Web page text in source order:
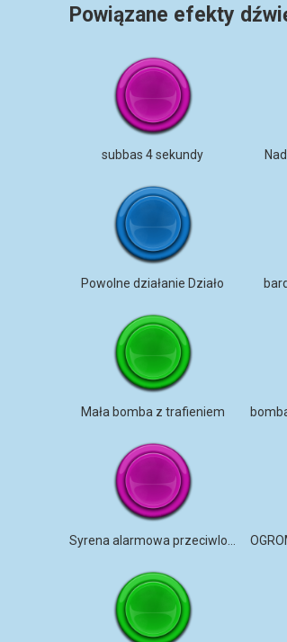
Powiązane efekty
subbas 4 sekundy
Powolne działanie Działo
Mała bomba z trafieniem